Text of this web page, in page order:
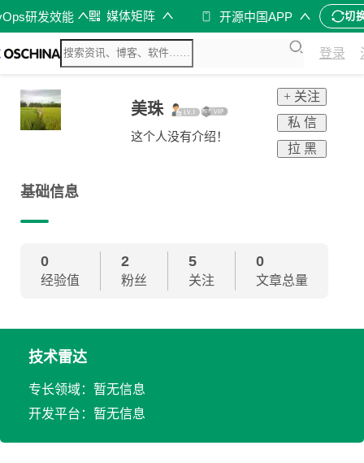
研发效能 媒体矩阵 开源中国APP 切
登录
美珠
这个人没有介绍！
+ 关注
私 信
拉 黑
基础信息
0
经验值
2
粉丝
5
关注
0
文章总量
技术雷达
专长领域：暂无信息
开发平台：暂无信息